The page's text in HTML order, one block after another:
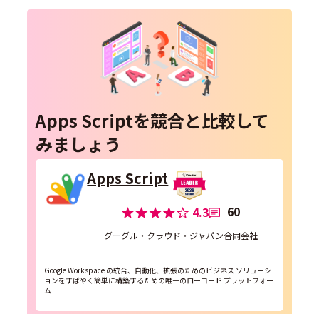
Apps Scriptを競合と比較して
みましょう
Apps Script
4.3 60
グーグル・クラウド・ジャパン合同会社
Google Workspace の統合、自動化、拡張のためのビジネス ソリューシ
ョンをすばやく簡単に構築するための唯一のローコード プラットフォー
ム